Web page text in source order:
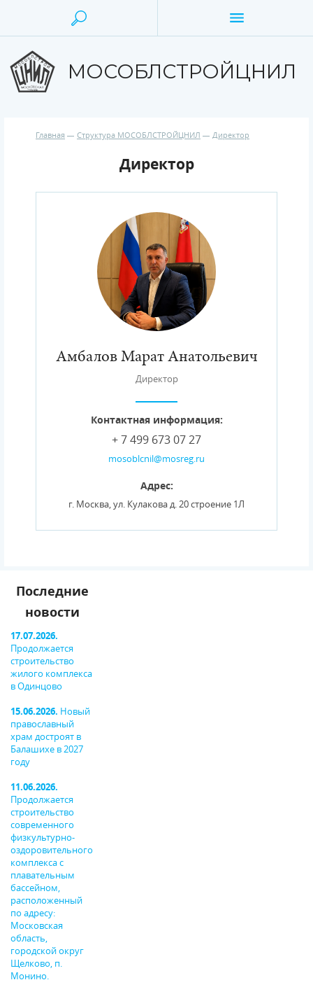
МОСОБЛСТРОЙЦНИЛ
Главная Структура МОСОБЛСТРОЙЦНИЛ Директор
Директор
Амбалов Марат Анатольевич
Директор
Контактная информация:
+ 7 499 673 07 27
mosoblcnil@mosreg.ru
Адрес:
г. Москва, ул. Кулакова д. 20 строение 1Л
Последние
новости
17.07.2026.
Продолжается
строительство
жилого комплекса
в Одинцово
15.06.2026. Новый
православный
храм достроят в
Балашихе в 2027
году
11.06.2026.
Продолжается
строительство
современного
физкультурно-
оздоровительного
комплекса с
плавательным
бассейном,
расположенный
по адресу:
Московская
область,
городской округ
Щелково, п.
Монино.